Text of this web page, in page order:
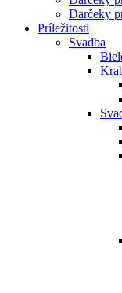
Darčeky
Príležitosti
Svadba